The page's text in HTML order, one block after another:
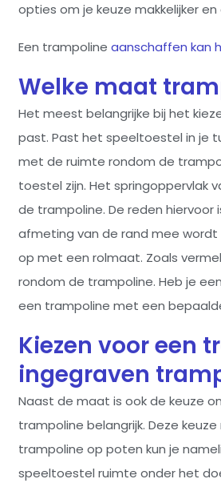
opties om je keuze makkelijker
Een trampoline aanschaffen kan
Welke maat
Het meest belangrijke bij het
past. Past het speeltoestel in je
met de ruimte rondom de
toestel zijn. Het springoppervlak
de trampoline. De reden
afmeting van de rand mee wordt
op met een rolmaat. Zoals
rondom de trampoline. Heb je
een trampoline met een
Kiezen voor een
ingegraven
Naast de maat is ook de keuze
trampoline belangrijk. Deze
trampoline op poten kun je
speeltoestel ruimte onder het